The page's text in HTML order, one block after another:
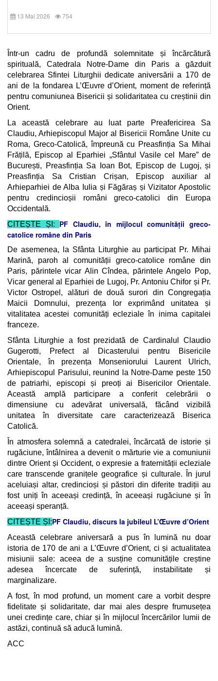
13 Mai 2026 754
Într-un cadru de profundă solemnitate și încărcătură
spirituală, Catedrala Notre-Dame din Paris a găzduit
celebrarea Sfintei Liturghii dedicate aniversării a 170 de
ani de la fondarea L’Œuvre d’Orient, moment de referință
pentru comuniunea Bisericii și solidaritatea cu creștinii din
Orient.
La această celebrare au luat parte Preafericirea Sa
Claudiu, Arhiepiscopul Major al Bisericii Române Unite cu
Roma, Greco-Catolică, împreună cu Preasfinția Sa Mihai
Frățilă, Episcop al Eparhiei „Sfântul Vasile cel Mare” de
București, Preasfinția Sa Ioan Bot, Episcop de Lugoj, și
Preasfinția Sa Cristian Crișan, Episcop auxiliar al
Arhieparhiei de Alba Iulia și Făgăraș și Vizitator Apostolic
pentru credincioșii români greco-catolici din Europa
Occidentală.
CITEȘTE ȘI: PF Claudiu, în mijlocul comunității greco-
catolice române din Paris
De asemenea, la Sfânta Liturghie au participat Pr. Mihai
Marină, paroh al comunității greco-catolice române din
Paris, părintele vicar Alin Cîndea, părintele Angelo Pop,
Vicar general al Eparhiei de Lugoj, Pr. Antoniu Chifor și Pr.
Victor Ostropel, alături de două surori din Congregația
Maicii Domnului, prezența lor exprimând unitatea și
vitalitatea acestei comunități ecleziale în inima capitalei
franceze.
Sfânta Liturghie a fost prezidată de Cardinalul Claudio
Gugerotti, Prefect al Dicasterului pentru Bisericile
Orientale, în prezența Monseniorului Laurent Ulrich,
Arhiepiscopul Parisului, reunind la Notre-Dame peste 150
de patriarhi, episcopi și preoți ai Bisericilor Orientale.
Această amplă participare a conferit celebrării o
dimensiune cu adevărat universală, făcând vizibilă
unitatea în diversitate care caracterizează Biserica
Catolică.
În atmosfera solemnă a catedralei, încărcată de istorie și
rugăciune, întâlnirea a devenit o mărturie vie a comuniunii
dintre Orient și Occident, o expresie a fraternității ecleziale
care transcende granițele geografice și culturale. În jurul
aceluiași altar, credincioși și păstori din diferite tradiții au
fost uniți în aceeași credință, în aceeași rugăciune și în
aceeași speranță.
CITEȘTE ȘI:PF Claudiu, discurs la jubileul L’Œuvre d’Orient
Această celebrare aniversară a pus în lumină nu doar
istoria de 170 de ani a L’Œuvre d’Orient, ci și actualitatea
misiunii sale: aceea de a susține comunitățile creștine
adesea încercate de suferință, instabilitate și
marginalizare.
A fost, în mod profund, un moment care a vorbit despre
fidelitate și solidaritate, dar mai ales despre frumusețea
unei credințe care, chiar și în mijlocul încercărilor lumii de
astăzi, continuă să aducă lumină.
ACC